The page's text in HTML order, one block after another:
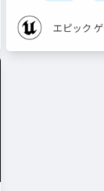
エピック